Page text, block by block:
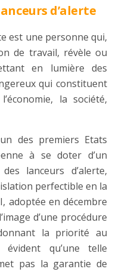
d’alerte
est une personne qui,
de travail, révèle ou
en lumière des
qui constituent
la société,
des premiers Etats
à se doter d’un
lanceurs d’alerte,
perfectible en la
adoptée en décembre
d’une procédure
la priorité au
qu’une telle
pas la garantie de